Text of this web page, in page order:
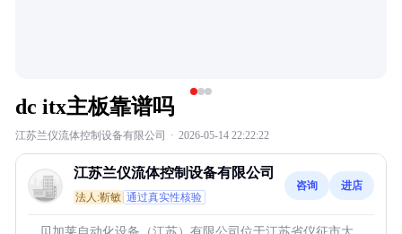
dc itx主板靠谱吗
江苏兰仪流体控制设备有限公司 · 2026-05-14 22:22:22
江苏兰仪流体控制设备有限公司
法人:靳敏 通过真实性核验
咨询 进店